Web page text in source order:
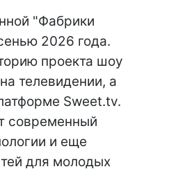
"Фабрики
2026 года.
проекта шоу
телевидении, а
Sweet.tv.
современный
и еще
для молодых